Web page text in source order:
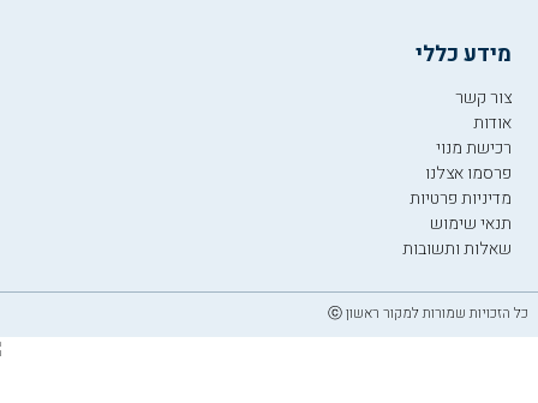
מידע כללי
צור קשר
אודות
רכישת מנוי
פרסמו אצלנו
מדיניות פרטיות
תנאי שימוש
שאלות ותשובות
כל הזכויות שמורות למקור ראשון ⓒ